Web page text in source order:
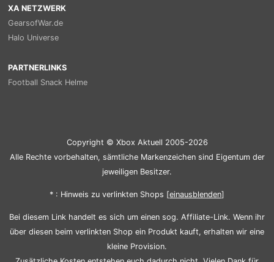
XA NETZWERK
GearsofWar.de
Halo Universe
PARTNERLINKS
Football Snack Helme
Copyright © Xbox Aktuell 2005-2026
Alle Rechte vorbehalten, sämtliche Markenzeichen sind Eigentum der
jeweiligen Besitzer.
* : Hinweis zu verlinkten Shops [einausblenden]
Bei diesem Link handelt es sich um einen sog. Affiliate-Link. Wenn ihr
über diesen beim verlinkten Shop ein Produkt kauft, erhalten wir eine
kleine Provision.